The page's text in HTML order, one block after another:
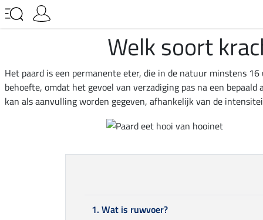
Welk soort
Het paard is een permanente eter, die in de natuur minstens
behoefte, omdat het gevoel van verzadiging pas na een
kan als aanvulling worden gegeven, afhankelijk van de
1. Wat is ruwvoer?